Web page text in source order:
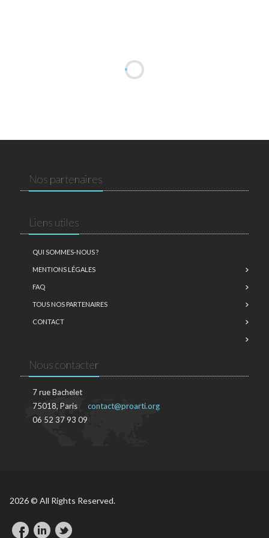
Nos partenaires
Liens utiles
QUI SOMMES-NOUS ?
MENTIONS LÉGALES
FAQ
TOUS NOS PARTENAIRES
CONTACT
Nous contacter
7 rue Bachelet
75018, Paris
06 52 37 93 09
contact@proarti.org
2026 © All Rights Reserved.